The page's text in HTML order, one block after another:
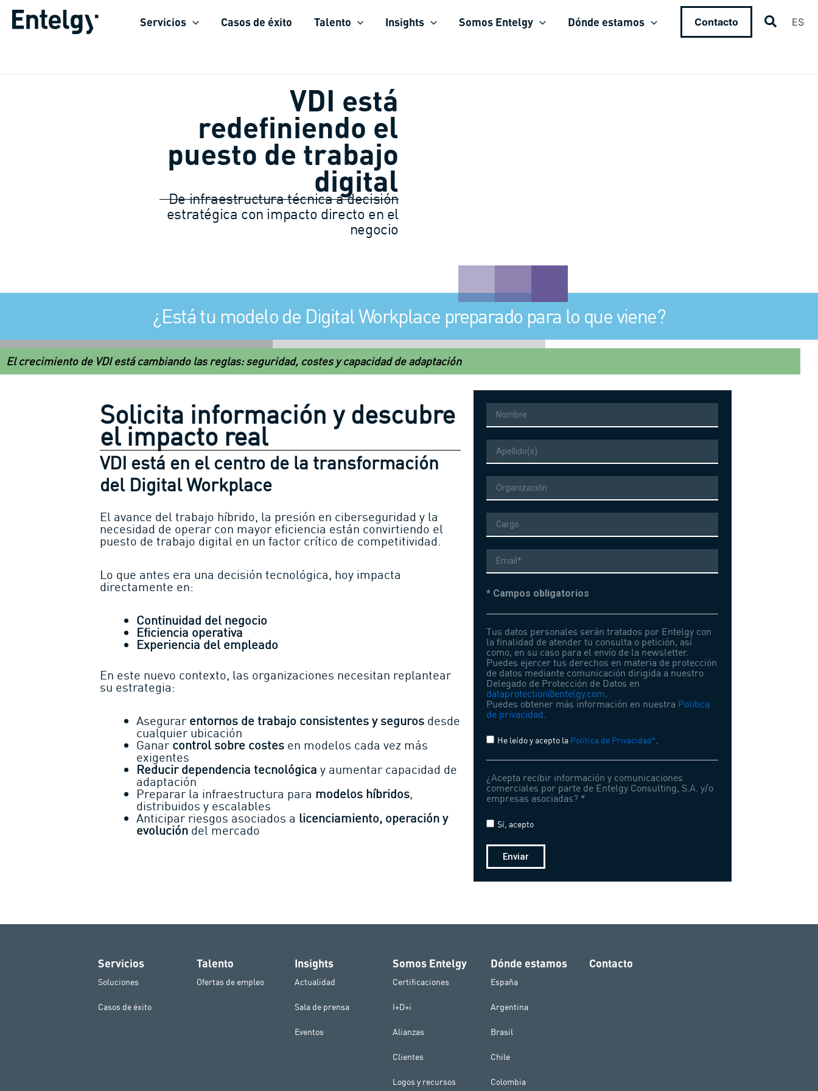
Servicios Casos de éxito Talento Insights Somos Entelgy Dónde estamos Contacto ES
VDI está
redefiniendo el
puesto de trabajo
digital
De infraestructura técnica a decisión
estratégica con impacto directo en el
negocio
¿Está tu modelo de Digital Workplace preparado para lo que viene?
El crecimiento de VDI está cambiando las reglas: seguridad, costes y capacidad de adaptación
Solicita información y descubre
el impacto real
VDI está en el centro de la transformación
del Digital Workplace
El avance del trabajo híbrido, la presión en ciberseguridad y la
necesidad de operar con mayor eficiencia están convirtiendo el
puesto de trabajo digital en un factor crítico de competitividad.
Lo que antes era una decisión tecnológica, hoy impacta
directamente en:
Continuidad del negocio
Eficiencia operativa
Experiencia del empleado
En este nuevo contexto, las organizaciones necesitan replantear
su estrategia:
Asegurar entornos de trabajo consistentes y segurosdesde
cualquier ubicación
Ganar control sobre costesen modelos cada vez más
exigentes
Reducir dependencia tecnológica y aumentar capacidad de
adaptación
Preparar la infraestructura para modelos híbridos,
distribuidos y escalables
Anticipar riesgos asociados a licenciamiento, operación y
evolucióndel mercado
electrónico
* Campos obligatorios
Tus datos personales serán tratados por Entelgy con
la finalidad de atender tu consulta o petición, así
como, en su caso para el envío de la newsletter.
Puedes ejercer tus derechos en materia de protección
de datos mediante comunicación dirigida a nuestro
Delegado de Protección de Datos en
dataprotection@entelgy.com.
Puedes obtener más información en nuestra Política
de privacidad.
He leído y acepto la Política de Privacidad*.
¿Acepta recibir información y comunicaciones
comerciales por parte de Entelgy Consulting, S.A. y/o
empresas asociadas? *
Sí, acepto
Enviar
Servicios
Soluciones
Casos de éxito
Talento
Ofertas de empleo
Insights
Actualidad
Sala de prensa
Eventos
Somos Entelgy
Certificaciones
I+D+i
Alianzas
Clientes
Logos y recursos
Dónde estamos
España
Argentina
Brasil
Chile
Colombia
Contacto